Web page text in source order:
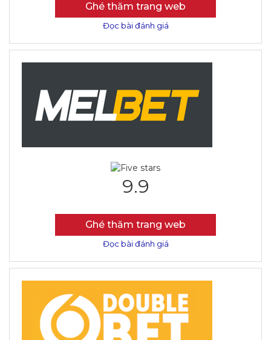
Ghé thăm trang web
Đọc bài đánh giá
9.9
Ghé thăm trang web
Đọc bài đánh giá